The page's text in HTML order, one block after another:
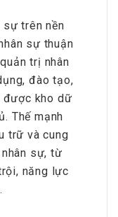
sự trên nền
sự thuận
trị nhân
đào tạo,
được kho dữ
Thế mạnh
trữ và cung
sự, từ
năng lực